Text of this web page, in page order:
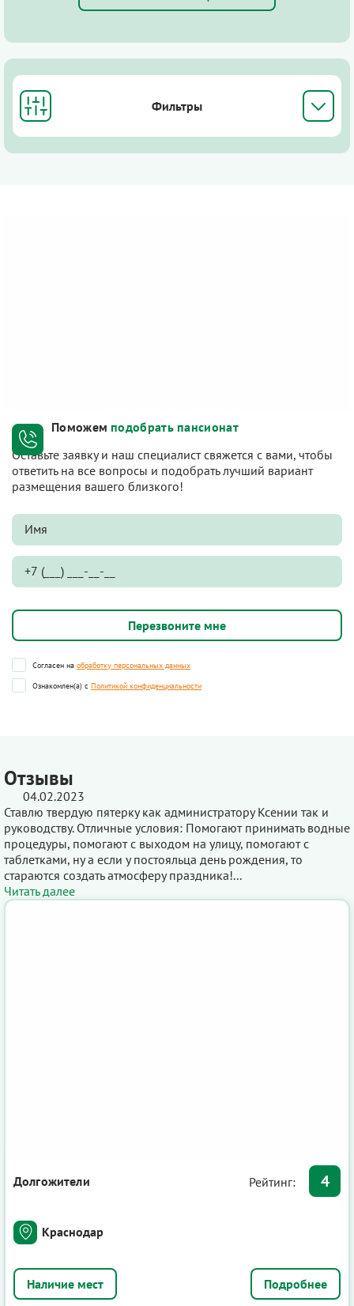
Фильтры
Поможем подобрать пансионат
Оставьте заявку и наш специалист свяжется с вами, чтобы
ответить на все вопросы и подобрать лучший вариант
размещения вашего близкого!
Согласен на обработку персональных данных
Ознакомлен(а) с Политикой конфиденциальности
Отзывы
04.02.2023
Ставлю твердую пятерку как администратору Ксении так и
руководству. Отличные условия: Помогают принимать водные
процедуры, помогают с выходом на улицу, помогают с
таблетками, ну а если у постояльца день рождения, то
стараются создать атмосферу праздника!...
Читать далее
Долгожители Рейтинг: 4
Краснодар
Подробнее